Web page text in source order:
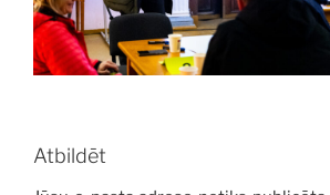
Atbildēt